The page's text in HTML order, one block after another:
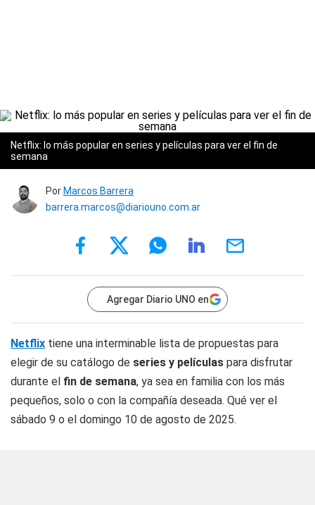
Netflix: lo más popular en series y películas para ver el fin de
semana
Por Marcos Barrera
barrera.marcos@diariouno.com.ar
Agregar Diario UNO en
Netflix tiene una interminable lista de propuestas para
elegir de su catálogo de series y películas para disfrutar
durante el fin de semana, ya sea en familia con los más
pequeños, solo o con la compañía deseada. Qué ver el
sábado 9 o el domingo 10 de agosto de 2025.